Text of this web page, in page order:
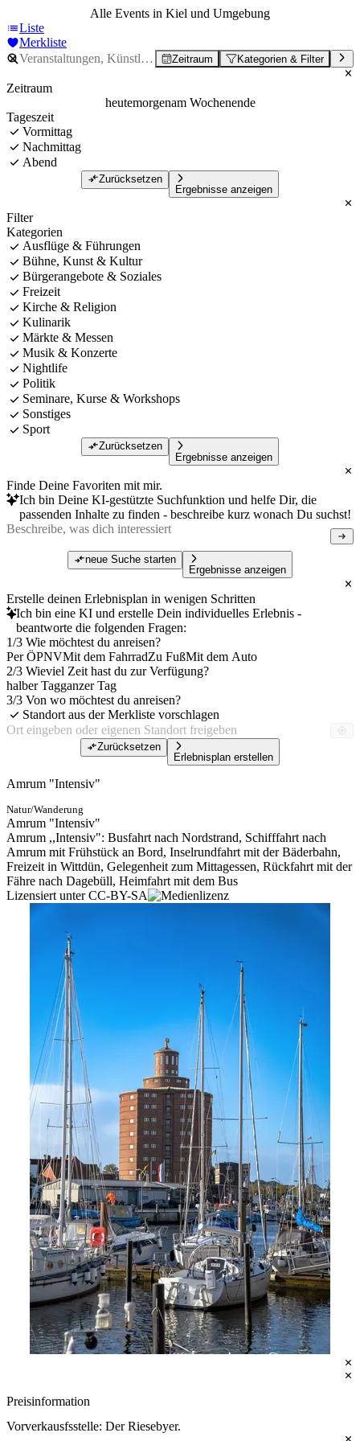
Alle Events in Kiel und Umgebung
Liste
Merkliste
Zeitraum Kategorien & Filter
Zeitraum
heutemorgenam Wochenende
Tageszeit
Vormittag
Nachmittag
Abend
Zurücksetzen
Ergebnisse anzeigen
Filter
Kategorien
Ausflüge & Führungen
Bühne, Kunst & Kultur
Bürgerangebote & Soziales
Freizeit
Kirche & Religion
Kulinarik
Märkte & Messen
Musik & Konzerte
Nightlife
Politik
Seminare, Kurse & Workshops
Sonstiges
Sport
Zurücksetzen
Ergebnisse anzeigen
Finde Deine Favoriten mit mir.
Ich bin Deine KI-gestützte Suchfunktion und helfe Dir, die
passenden Inhalte zu finden - beschreibe kurz wonach Du suchst!
neue Suche starten
Ergebnisse anzeigen
Erstelle deinen Erlebnisplan in wenigen Schritten
Ich bin eine KI und erstelle Dein individuelles Erlebnis -
beantworte die folgenden Fragen:
1/3 Wie möchtest du anreisen?
Per ÖPNVMit dem FahrradZu FußMit dem Auto
2/3 Wieviel Zeit hast du zur Verfügung?
halber Tagganzer Tag
3/3 Von wo möchtest du anreisen?
Standort aus der Merkliste vorschlagen
Zurücksetzen
Erlebnisplan erstellen
Amrum "Intensiv"
Natur/Wanderung
Amrum "Intensiv"
Amrum ,,Intensiv": Busfahrt nach Nordstrand, Schifffahrt nach
Amrum mit Frühstück an Bord, Inselrundfahrt mit der Bäderbahn,
Freizeit in Wittdün, Gelegenheit zum Mittagessen, Rückfahrt mit der
Fähre nach Dagebüll, Heimfahrt mit dem Bus
Lizensiert unter CC-BY-SA
Preisinformation
Vorverkausfsstelle: Der Riesebyer.